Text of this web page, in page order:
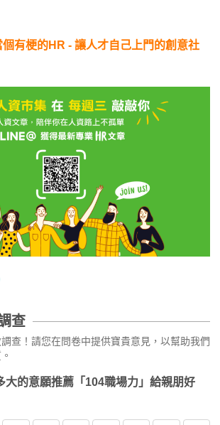
個有梗的HR - 讓人才自己上門的創意社
查
查！請您在問卷中提供寶貴意見，以幫助我們
大的意願推薦「104職場力」給親朋好